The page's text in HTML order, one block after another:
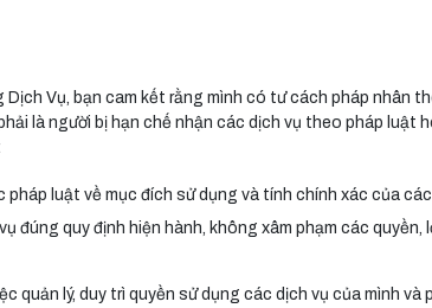
Dịch Vụ, bạn cam kết rằng mình có tư cách pháp nhân
là người bị hạn chế nhận các dịch vụ theo pháp luật
pháp luật về mục đích sử dụng và tính chính xác của
đúng quy định hiện hành, không xâm phạm các
quản lý, duy trì quyền sử dụng các dịch vụ của mình